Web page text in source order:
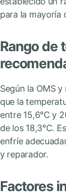
para la mayoría
Rango de
Según la OMS
que la
entre 15,6°C y
de los 18,3°C.
enfríe
y reparador.
Factores